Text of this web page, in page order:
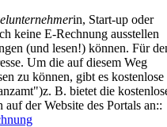
in, Start-up oder
keine E-Rechnung ausstellen
(und lesen!) können. Für
Um die auf diesem Weg
zu können, gibt es kostenlose
B. bietet die
der Website des Portals an::